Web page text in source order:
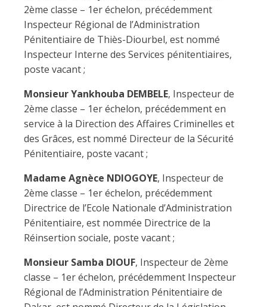
2ème classe – 1er échelon, précédemment
Inspecteur Régional de l’Administration
Pénitentiaire de Thiès-Diourbel, est nommé
Inspecteur Interne des Services pénitentiaires,
poste vacant ;
Monsieur Yankhouba DEMBELE, Inspecteur de
2ème classe – 1er échelon, précédemment en
service à la Direction des Affaires Criminelles et
des Grâces, est nommé Directeur de la Sécurité
Pénitentiaire, poste vacant ;
Madame Agnèce NDIOGOYE, Inspecteur de
2ème classe – 1er échelon, précédemment
Directrice de l’Ecole Nationale d’Administration
Pénitentiaire, est nommée Directrice de la
Réinsertion sociale, poste vacant ;
Monsieur Samba DIOUF, Inspecteur de 2ème
classe – 1er échelon, précédemment Inspecteur
Régional de l’Administration Pénitentiaire de